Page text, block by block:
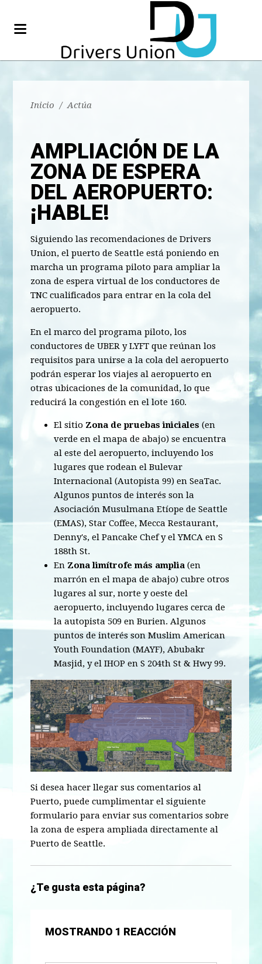
Inicio / Actúa
AMPLIACIÓN DE LA
ZONA DE ESPERA
DEL AEROPUERTO:
¡HABLE!
Siguiendo las recomendaciones de Drivers
Union, el puerto de Seattle está poniendo en
marcha un programa piloto para ampliar la
zona de espera virtual de los conductores de
TNC cualificados para entrar en la cola del
aeropuerto.
En el marco del programa piloto, los
conductores de UBER y LYFT que reúnan los
requisitos para unirse a la cola del aeropuerto
podrán esperar los viajes al aeropuerto en
otras ubicaciones de la comunidad, lo que
reducirá la congestión en el lote 160.
El sitio Zona de pruebas iniciales (en
verde en el mapa de abajo) se encuentra
al este del aeropuerto, incluyendo los
lugares que rodean el Bulevar
Internacional (Autopista 99) en SeaTac.
Algunos puntos de interés son la
Asociación Musulmana Etíope de Seattle
(EMAS), Star Coffee, Mecca Restaurant,
Denny's, el Pancake Chef y el YMCA en S
188th St.
En Zona limítrofe más amplia (en
marrón en el mapa de abajo) cubre otros
lugares al sur, norte y oeste del
aeropuerto, incluyendo lugares cerca de
la autopista 509 en Burien. Algunos
puntos de interés son Muslim American
Youth Foundation (MAYF), Abubakr
Masjid, y el IHOP en S 204th St & Hwy 99.
Si desea hacer llegar sus comentarios al
Puerto, puede cumplimentar el siguiente
formulario para enviar sus comentarios sobre
la zona de espera ampliada directamente al
Puerto de Seattle.
¿Te gusta esta página?
MOSTRANDO 1 REACCIÓN